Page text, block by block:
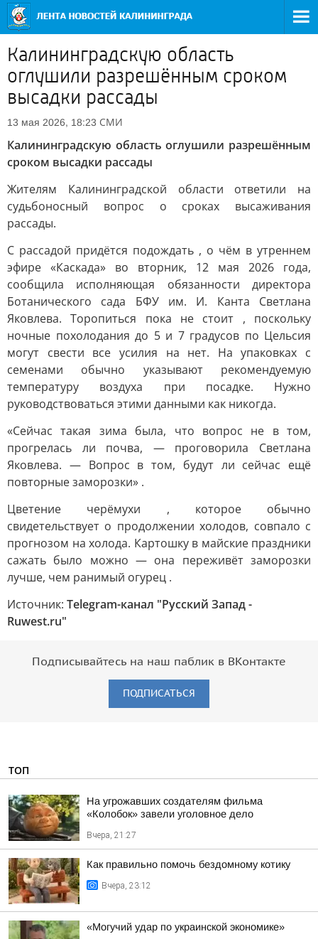
Калининградскую область
оглушили разрешённым сроком
высадки рассады
13 мая 2026, 18:23 СМИ
Калининградскую область оглушили разрешённым
сроком высадки рассады
Жителям Калининградской области ответили на
судьбоносный вопрос о сроках высаживания
рассады.
С рассадой придётся подождать , о чём в утреннем
эфире «Каскада» во вторник, 12 мая 2026 года,
сообщила исполняющая обязанности директора
Ботанического сада БФУ им. И. Канта Светлана
Яковлева. Торопиться пока не стоит , поскольку
ночные похолодания до 5 и 7 градусов по Цельсия
могут свести все усилия на нет. На упаковках с
семенами обычно указывают рекомендуемую
температуру воздуха при посадке. Нужно
руководствоваться этими данными как никогда.
«Сейчас такая зима была, что вопрос не в том,
прогрелась ли почва, — проговорила Светлана
Яковлева. — Вопрос в том, будут ли сейчас ещё
повторные заморозки» .
Цветение черёмухи , которое обычно
свидетельствует о продолжении холодов, совпало с
прогнозом на холода. Картошку в майские праздники
сажать было можно — она переживёт заморозки
лучше, чем ранимый огурец .
Источник: Telegram-канал "Русский Запад -
Ruwest.ru"
Подписывайтесь на наш паблик в ВКонтакте
ПОДПИСАТЬСЯ
ТОП
На угрожавших создателям фильма
«Колобок» завели уголовное дело
Вчера, 21:27
Как правильно помочь бездомному котику
Вчера, 23:12
«Могучий удар по украинской экономике»